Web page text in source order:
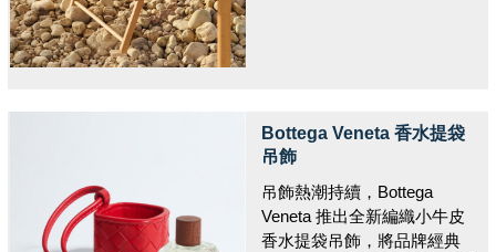
Bottega Veneta 香水提袋
吊飾
吊飾熱潮持續，Bottega
Veneta 推出全新編織小牛皮
香水提袋吊飾，將品牌經典